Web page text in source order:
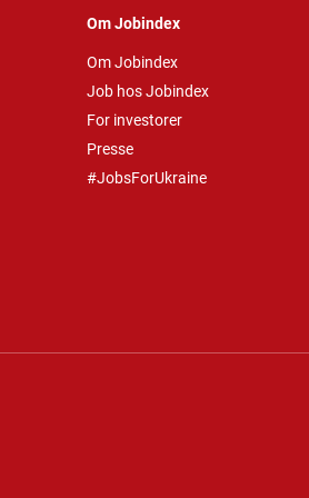
Om Jobindex
Om Jobindex
Job hos Jobindex
For investorer
Presse
#JobsForUkraine